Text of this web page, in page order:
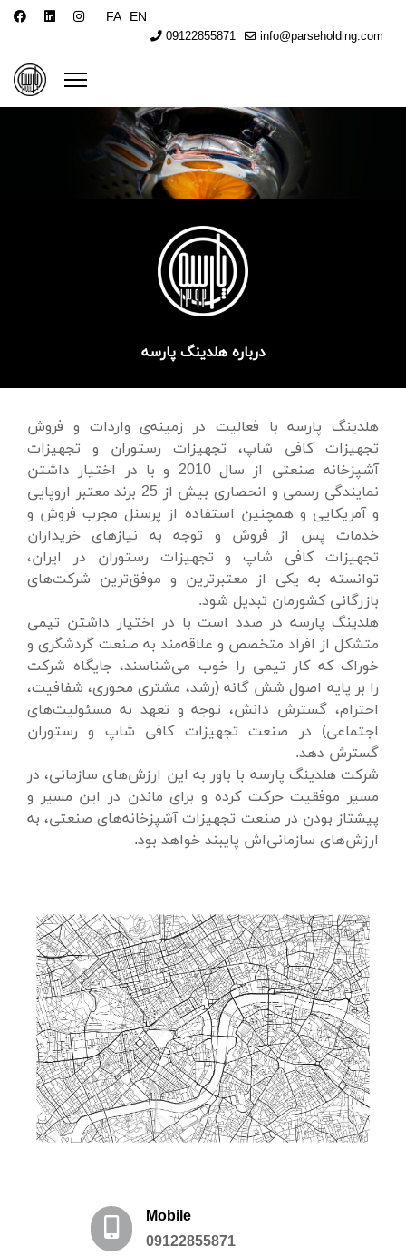
FA EN
09122855871 info@parseholding.com
درباره هلدینگ پارسه
هلدینگ پارسه با فعالیت در زمینه‌ی واردات و فروش
تجهیزات کافی شاپ، تجهیزات رستوران و تجهیزات
آشپزخانه صنعتی از سال 2010 و با در اختیار داشتن
نمایندگی رسمی و انحصاری بیش از 25 برند معتبر اروپایی
و آمریکایی و همچنین استفاده از پرسنل مجرب فروش و
خدمات پس از فروش و توجه به نیازهای خریداران
تجهیزات کافی شاپ و تجهیزات رستوران در ایران،
توانسته به یکی از معتبرترین و موفق‌ترین شرکت‌های
بازرگانی کشورمان تبدیل شود.
هلدینگ پارسه در صدد است با در اختیار داشتن تیمی
متشکل از افراد متخصص و علاقه‌مند به صنعت گردشگری و
خوراک که کار تیمی را خوب می‌شناسند، جایگاه شرکت
را بر پایه اصول شش گانه (رشد، مشتری محوری، شفافیت،
احترام، گسترش دانش، توجه و تعهد به مسئولیت‌های
اجتماعی) در صنعت تجهیزات کافی شاپ و رستوران
گسترش دهد.
شرکت هلدینگ پارسه با باور به این ارزش‌های سازمانی، در
مسیر موفقیت حرکت کرده و برای ماندن در این مسیر و
پیشتاز بودن در صنعت تجهیزات آشپزخانه‌های صنعتی، به
ارزش‌های ساز‌مانی‌اش پایبند خواهد بود.
Mobile
09122855871